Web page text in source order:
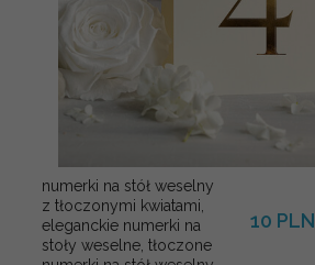
numerki na stół weselny
z tłoczonymi kwiatami,
eleganckie numerki na
stoły weselne, tłoczone
10 PLN